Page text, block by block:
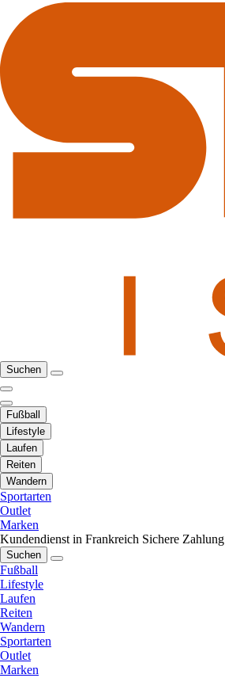
Suchen
Fußball
Lifestyle
Laufen
Reiten
Wandern
Sportarten
Outlet
Marken
Kundendienst in Frankreich Sichere Zahlung
Suchen
Fußball
Lifestyle
Laufen
Reiten
Wandern
Sportarten
Outlet
Marken